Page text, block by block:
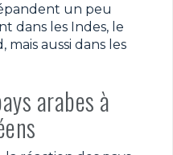
un peu
dans les Indes, le
mais aussi dans les
arabes à